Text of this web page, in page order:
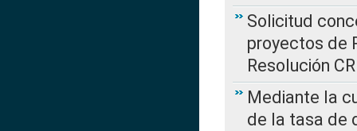
Solicitud
proyectos de
Resolución
Mediante la
de la tasa de